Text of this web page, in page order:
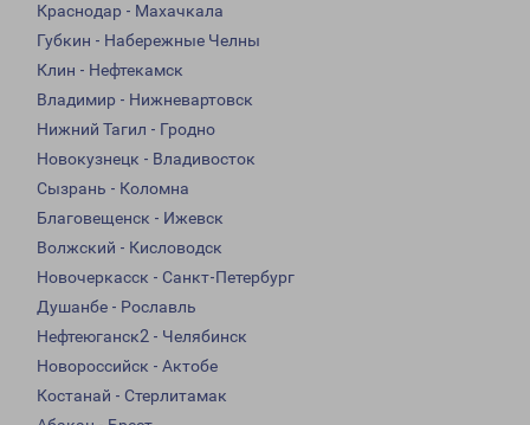
Краснодар - Махачкала
Губкин - Набережные Челны
Клин - Нефтекамск
Владимир - Нижневартовск
Нижний Тагил - Гродно
Новокузнецк - Владивосток
Сызрань - Коломна
Благовещенск - Ижевск
Волжский - Кисловодск
Новочеркасск - Санкт-Петербург
Душанбе - Рославль
Нефтеюганск2 - Челябинск
Новороссийск - Актобе
Костанай - Стерлитамак